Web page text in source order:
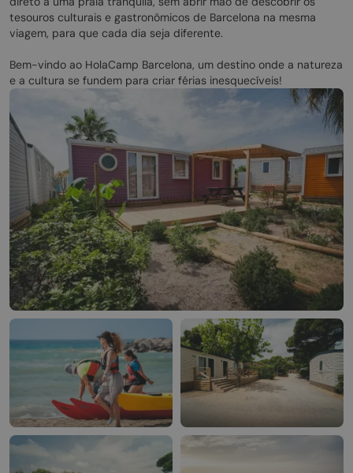
tesouros culturais e gastronômicos de Barcelona na mesma
viagem, para que cada dia seja diferente.
Bem-vindo ao HolaCamp Barcelona, um destino onde a natureza
e a cultura se fundem para criar férias inesquecíveis!